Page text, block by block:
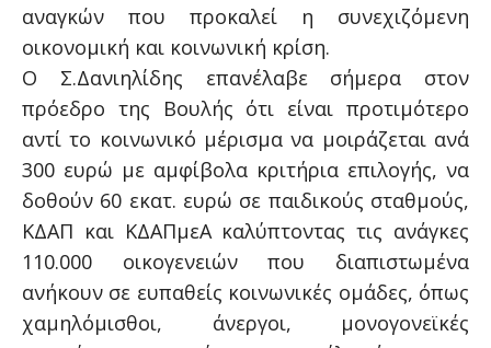
αναγκών που προκαλεί η συνεχιζόμενη
οικονομική και κοινωνική κρίση.
Ο Σ.Δανιηλίδης επανέλαβε σήμερα στον
πρόεδρο της Βουλής ότι είναι προτιμότερο
αντί το κοινωνικό μέρισμα να μοιράζεται ανά
300 ευρώ με αμφίβολα κριτήρια επιλογής, να
δοθούν 60 εκατ. ευρώ σε παιδικούς σταθμούς,
ΚΔΑΠ και ΚΔΑΠμεΑ καλύπτοντας τις ανάγκες
110.000 οικογενειών που διαπιστωμένα
ανήκουν σε ευπαθείς κοινωνικές ομάδες, όπως
χαμηλόμισθοι, άνεργοι, μονογονεϊκές